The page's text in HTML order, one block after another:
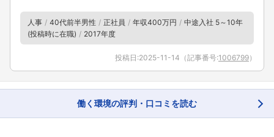
人事 40代前半男性 正社員 年収400万円
中途入社 5～10年
(投稿時に在職)
2017年度
投稿日:2025-11-14 （記事番号:1006799）
働く環境の評判・口コミを読む